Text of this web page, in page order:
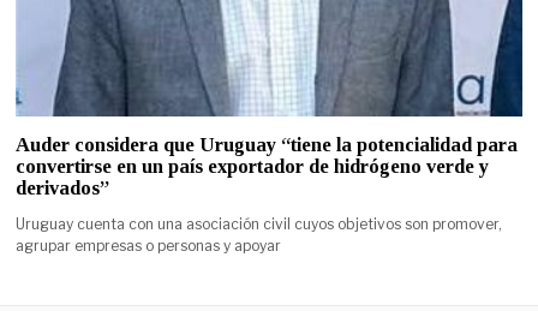
Auder considera que Uruguay “tiene la potencialidad para
convertirse en un país exportador de hidrógeno verde y
derivados”
Uruguay cuenta con una asociación civil cuyos objetivos son promover,
agrupar empresas o personas y apoyar